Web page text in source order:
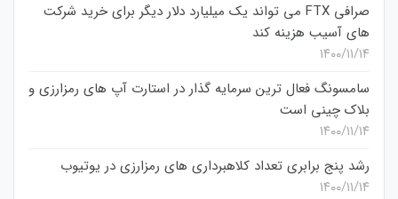
صرافی FTX می تواند یک میلیارد دلار دیگر برای خرید شرکت
های آسیب هزینه کند
۱۴۰۰/۱۱/۱۴
سامسونگ فعال‌ ترین سرمایه‌ گذار در استارت‌ آپ‌ های رمزارزی و
بلاک چینی است
۱۴۰۰/۱۱/۱۴
رشد پنج برابری تعداد کلاهبرداری های رمزارزی در یوتیوب
۱۴۰۰/۱۱/۱۴